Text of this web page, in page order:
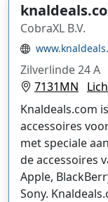
CobraXL B.V.
Zilverlinde 24 A
7131MN
Knaldeals.com
accessoires
met speciale
de accessoires
Apple,
Sony.